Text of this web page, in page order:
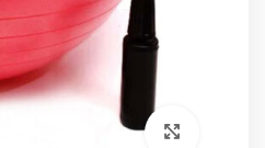
برای بزرگنمایی کلیک کنید